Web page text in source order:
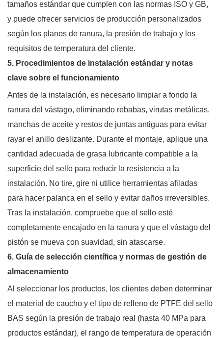
tamaños estándar que cumplen con las normas ISO y GB,
y puede ofrecer servicios de producción personalizados
según los planos de ranura, la presión de trabajo y los
requisitos de temperatura del cliente.
5. Procedimientos de instalación estándar y notas
clave sobre el funcionamiento
Antes de la instalación, es necesario limpiar a fondo la
ranura del vástago, eliminando rebabas, virutas metálicas,
manchas de aceite y restos de juntas antiguas para evitar
rayar el anillo deslizante. Durante el montaje, aplique una
cantidad adecuada de grasa lubricante compatible a la
superficie del sello para reducir la resistencia a la
instalación. No tire, gire ni utilice herramientas afiladas
para hacer palanca en el sello y evitar daños irreversibles.
Tras la instalación, compruebe que el sello esté
completamente encajado en la ranura y que el vástago del
pistón se mueva con suavidad, sin atascarse.
6. Guía de selección científica y normas de gestión de
almacenamiento
Al seleccionar los productos, los clientes deben determinar
el material de caucho y el tipo de relleno de PTFE del sello
BAS según la presión de trabajo real (hasta 40 MPa para
productos estándar), el rango de temperatura de operación